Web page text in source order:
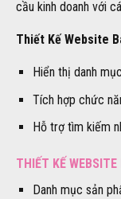
cầu kinh doanh với
Thiết Kế Website
Hiển thị danh
Tích hợp chức
Hỗ trợ tìm kiếm
THIẾT KẾ
Danh mục sản